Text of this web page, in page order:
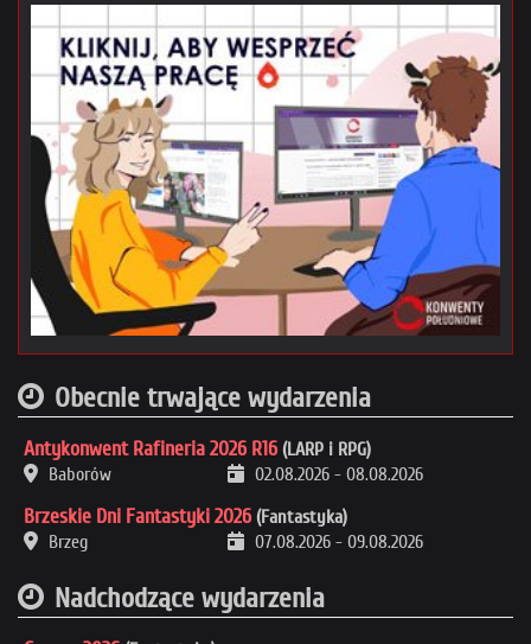
Obecnie trwające wydarzenia
Antykonwent Rafineria 2026 R16 (LARP i RPG)
Baborów
02.08.2026 - 08.08.2026
Brzeskie Dni Fantastyki 2026 (Fantastyka)
Brzeg
07.08.2026 - 09.08.2026
Nadchodzące wydarzenia